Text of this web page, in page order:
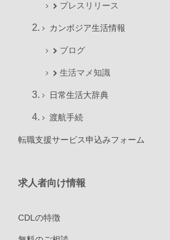
プレスリリース
カンボジア生活情報
ブログ
生活マメ知識
日常生活大辞典
渡航手続
転職支援サービス申込みフォーム
求人者向け情報
CDLの特徴